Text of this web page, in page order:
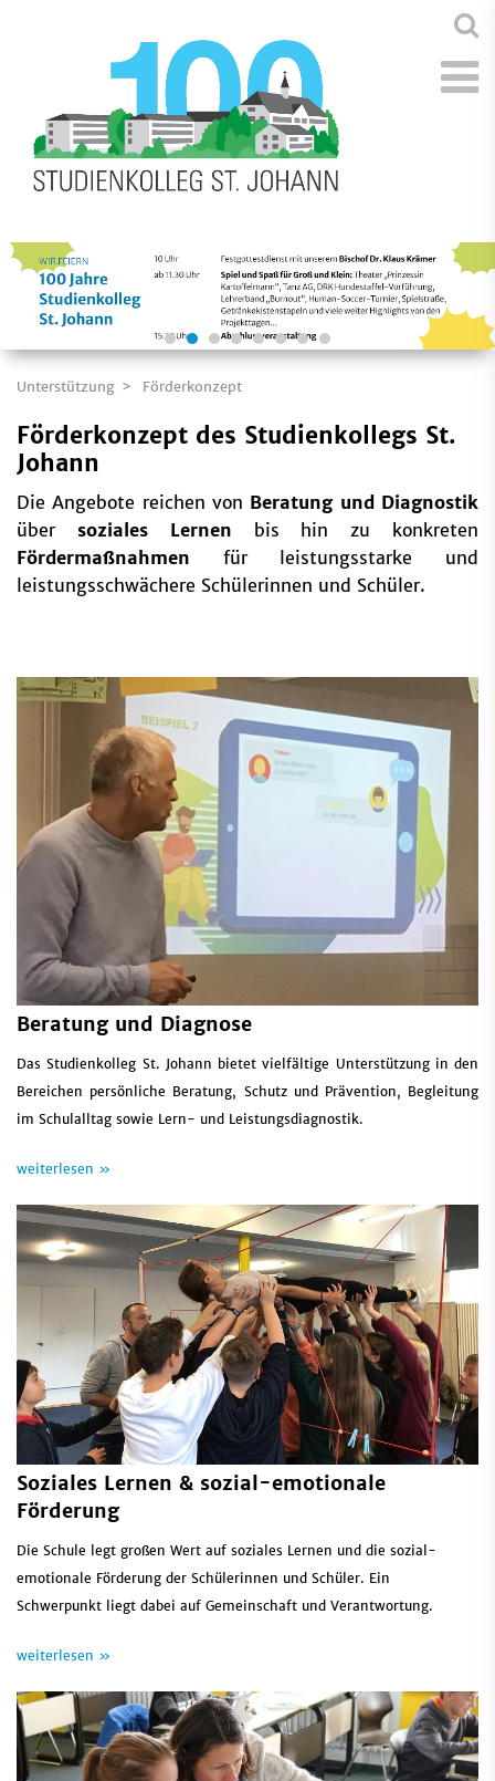
Unterstützung Förderkonzept
Förderkonzept des Studienkollegs St.
Johann
Die Angebote reichen von Beratung und Diagnostik
über soziales Lernen bis hin zu konkreten
Fördermaßnahmen für leistungsstarke und
leistungsschwächere Schülerinnen und Schüler.
Beratung und Diagnose
Das Studienkolleg St. Johann bietet vielfältige Unterstützung in den
Bereichen persönliche Beratung, Schutz und Prävention, Begleitung
im Schulalltag sowie Lern- und Leistungsdiagnostik.
weiterlesen »
Soziales Lernen & sozial-emotionale
Förderung
Die Schule legt großen Wert auf soziales Lernen und die sozial-
emotionale Förderung der Schülerinnen und Schüler. Ein
Schwerpunkt liegt dabei auf Gemeinschaft und Verantwortung.
weiterlesen »